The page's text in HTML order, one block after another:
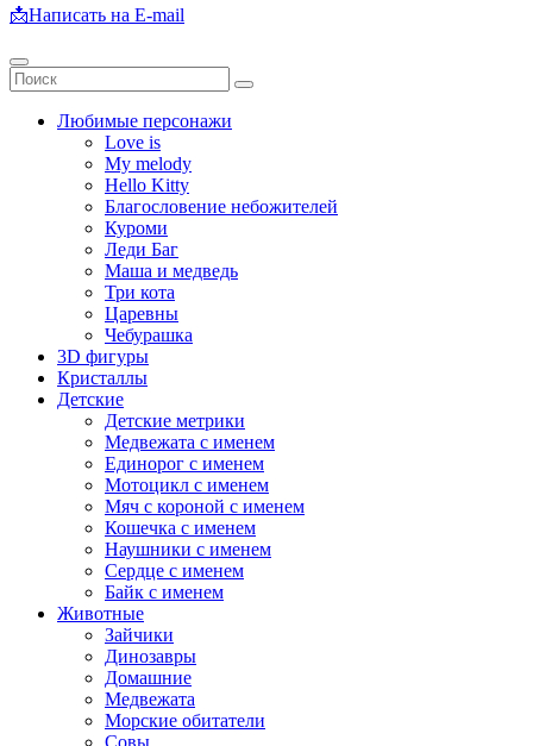
📩Написать на E-mail
Любимые персонажи
Love is
My melody
Hello Kitty
Благословение небожителей
Куроми
Леди Баг
Маша и медведь
Три кота
Царевны
Чебурашка
3D фигуры
Кристаллы
Детские
Детские метрики
Медвежата с именем
Единорог с именем
Мотоцикл с именем
Мяч с короной с именем
Кошечка с именем
Наушники с именем
Сердце с именем
Байк с именем
Животные
Зайчики
Динозавры
Домашние
Медвежата
Морские обитатели
Совы